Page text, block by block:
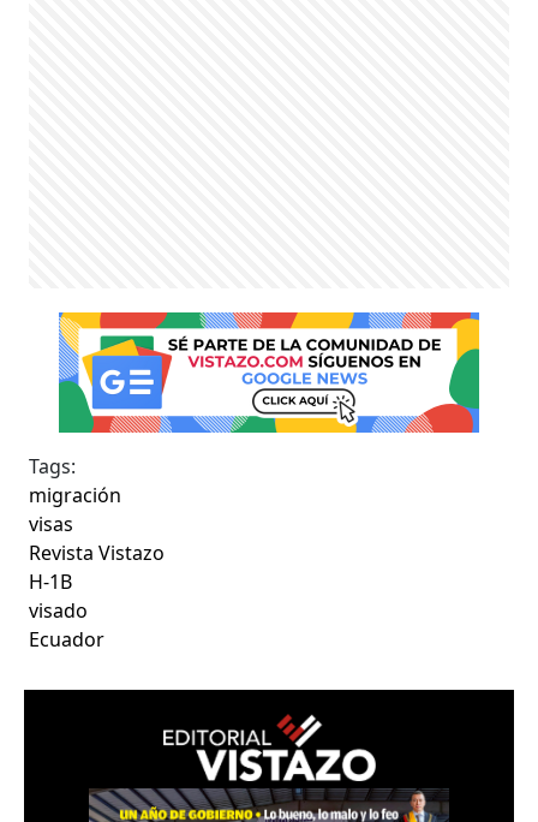
Tags:
migración
visas
Revista Vistazo
H-1B
visado
Ecuador